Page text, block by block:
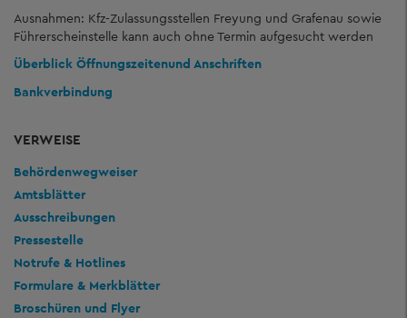
Ausnahmen: Kfz-Zulassungsstellen Freyung und Grafenau sowie
Führerscheinstelle kann auch ohne Termin aufgesucht werden
Überblick Öffnungszeitenund Anschriften
Bankverbindung
VERWEISE
Behördenwegweiser
Amtsblätter
Ausschreibungen
Pressestelle
Notrufe & Hotlines
Formulare & Merkblätter
Broschüren und Flyer